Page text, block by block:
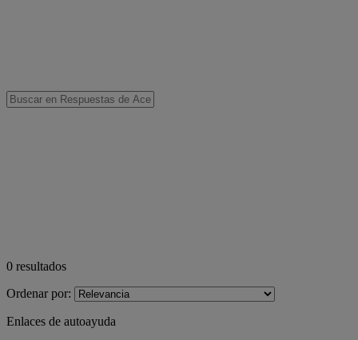
0 resultados
Ordenar por:
Enlaces de autoayuda